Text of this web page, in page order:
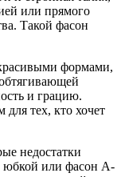
или прямого
Такой фасон
формами,
и грацию.
тех, кто хочет
недостатки
юбкой или фасон А-